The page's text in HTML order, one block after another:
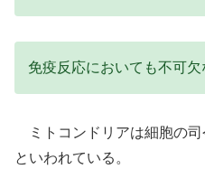
免疫反応においても不可欠
ミトコンドリアは細胞の司
といわれている。